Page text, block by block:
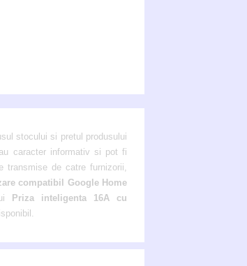
stocului si pretul produsului
caracter informativ si pot fi
transmise de catre furnizorii,
compatibil Google Home
Priza inteligenta 16A cu